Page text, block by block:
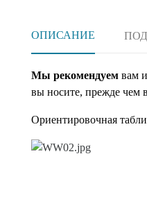
ОПИСАНИЕ
Мы рекомендуем вам
вы носите, прежде чем
Ориентировочная